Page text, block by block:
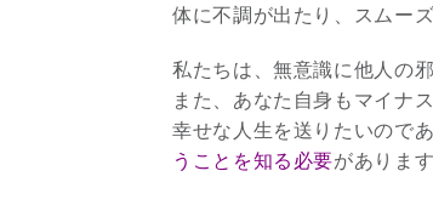
体に不調が出たり、スムー
私たちは、無意識に他人の
また、あなた自身もマイナ
幸せな人生を送りたいのであ
うことを知る必要があります